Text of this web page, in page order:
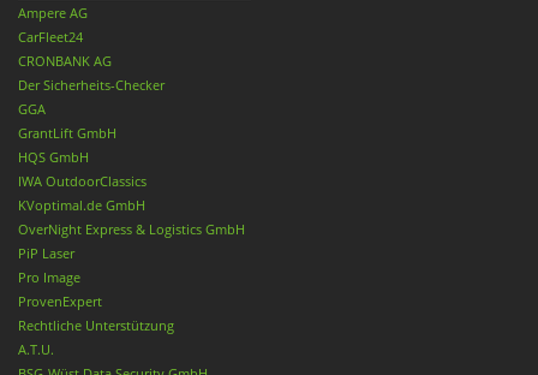
Ampere AG
CarFleet24
CRONBANK AG
Der Sicherheits-Checker
GGA
GrantLift GmbH
HQS GmbH
IWA OutdoorClassics
KVoptimal.de GmbH
OverNight Express & Logistics GmbH
PiP Laser
Pro Image
ProvenExpert
Rechtliche Unterstützung
A.T.U.